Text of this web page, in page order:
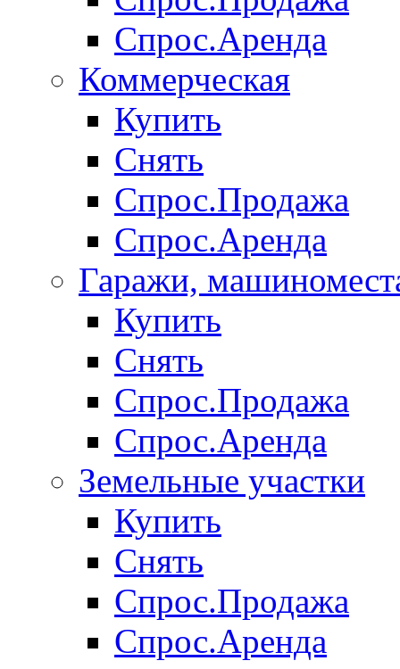
Спрос.Аренда
Коммерческая
Купить
Снять
Спрос.Продажа
Спрос.Аренда
Гаражи,
Купить
Снять
Спрос.Продажа
Спрос.Аренда
Земельные участки
Купить
Снять
Спрос.Продажа
Спрос.Аренда